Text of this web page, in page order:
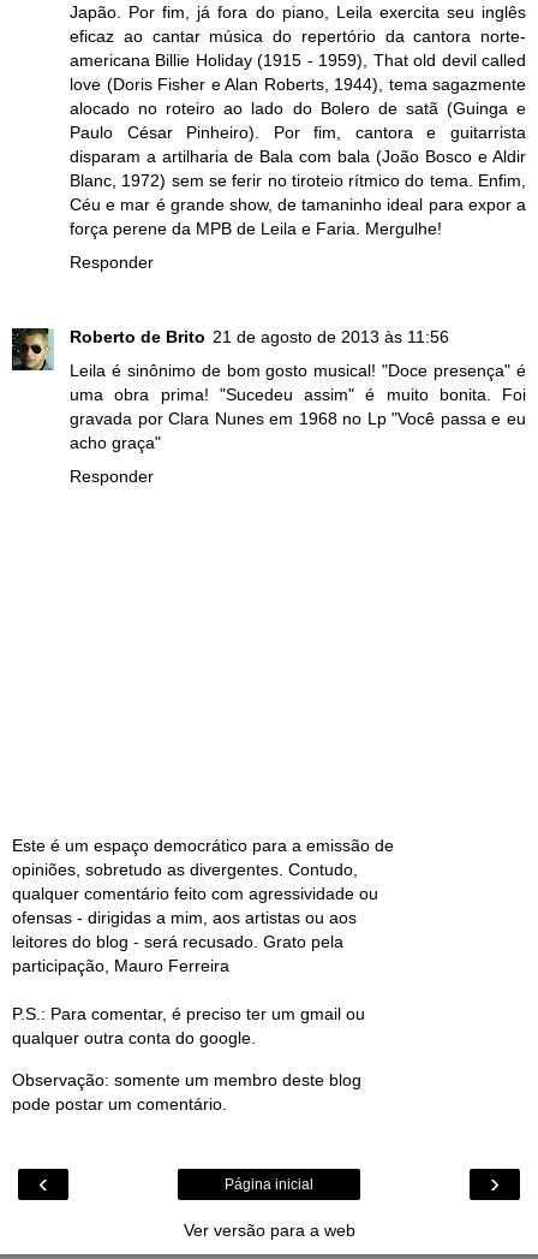
Japão. Por fim, já fora do piano, Leila exercita seu inglês
eficaz ao cantar música do repertório da cantora norte-
americana Billie Holiday (1915 - 1959), That old devil called
love (Doris Fisher e Alan Roberts, 1944), tema sagazmente
alocado no roteiro ao lado do Bolero de satã (Guinga e
Paulo César Pinheiro). Por fim, cantora e guitarrista
disparam a artilharia de Bala com bala (João Bosco e Aldir
Blanc, 1972) sem se ferir no tiroteio rítmico do tema. Enfim,
Céu e mar é grande show, de tamaninho ideal para expor a
força perene da MPB de Leila e Faria. Mergulhe!
Responder
Roberto de Brito 21 de agosto de 2013 às 11:56
Leila é sinônimo de bom gosto musical! "Doce presença" é
uma obra prima! "Sucedeu assim" é muito bonita. Foi
gravada por Clara Nunes em 1968 no Lp "Você passa e eu
acho graça"
Responder
Este é um espaço democrático para a emissão de
opiniões, sobretudo as divergentes. Contudo,
qualquer comentário feito com agressividade ou
ofensas - dirigidas a mim, aos artistas ou aos
leitores do blog - será recusado. Grato pela
participação, Mauro Ferreira
P.S.: Para comentar, é preciso ter um gmail ou
qualquer outra conta do google.
Observação: somente um membro deste blog
pode postar um comentário.
‹ ›
Página inicial
Ver versão para a web